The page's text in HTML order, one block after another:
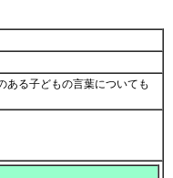
ある子どもの言葉についても